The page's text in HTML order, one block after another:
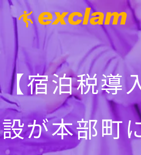
【宿泊税導
設が本部町